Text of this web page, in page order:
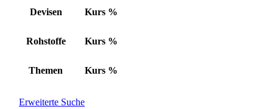
Devisen Kurs %
Rohstoffe Kurs %
Themen Kurs %
Erweiterte Suche